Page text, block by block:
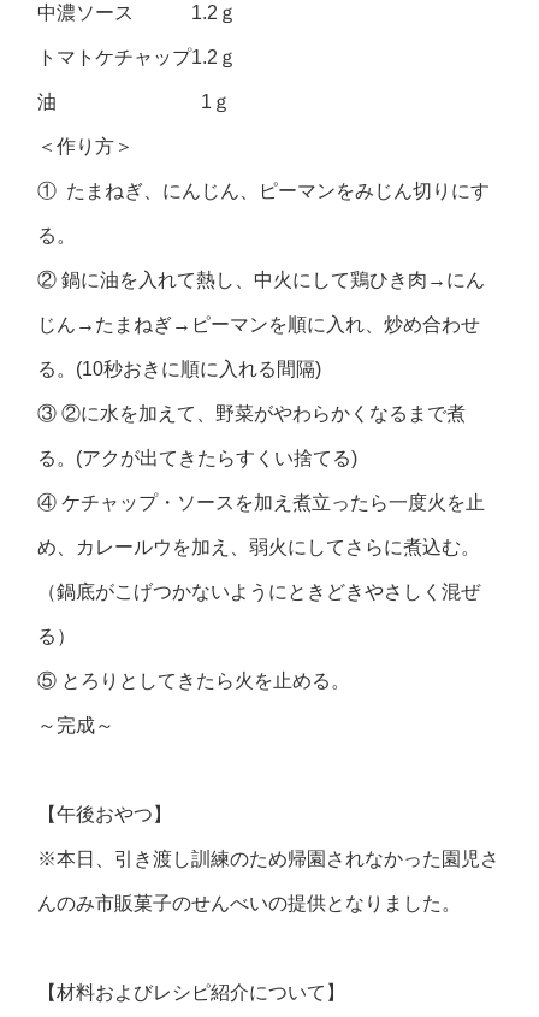
中濃ソース 1.2ｇ
トマトケチャップ1.2ｇ
油 1ｇ
＜作り方＞
① たまねぎ、にんじん、ピーマンをみじん切りにす
る。
② 鍋に油を入れて熱し、中火にして鶏ひき肉→にん
じん→たまねぎ→ピーマンを順に入れ、炒め合わせ
る。(10秒おきに順に入れる間隔)
③ ②に水を加えて、野菜がやわらかくなるまで煮
る。(アクが出てきたらすくい捨てる)
④ ケチャップ・ソースを加え煮立ったら一度火を止
め、カレールウを加え、弱火にしてさらに煮込む。
（鍋底がこげつかないようにときどきやさしく混ぜ
る）
⑤ とろりとしてきたら火を止める。
～完成～
【午後おやつ】
※本日、引き渡し訓練のため帰園されなかった園児さ
んのみ市販菓子のせんべいの提供となりました。
【材料およびレシピ紹介について】